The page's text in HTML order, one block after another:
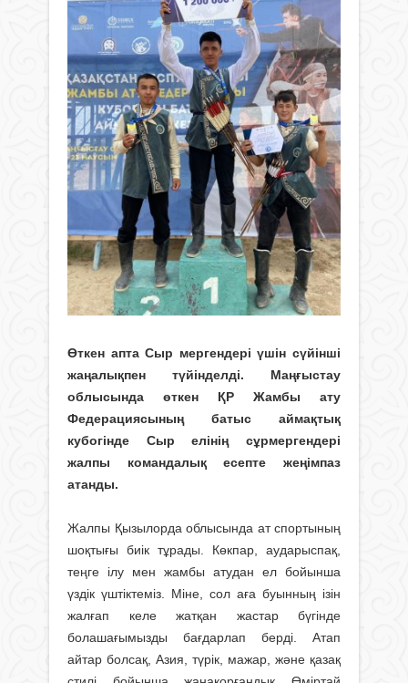
Өткен апта Сыр мергендері үшін сүйінші
жаңалықпен түйінделді. Маңғыстау
облысында өткен ҚР Жамбы ату
Федерациясының батыс аймақтық
кубогінде Сыр елінің сұрмергендері
жалпы командалық есепте жеңімпаз
атанды.
Жалпы Қызылорда облысында ат спортының
шоқтығы биік тұрады. Көкпар, аударыспақ,
теңге ілу мен жамбы атудан ел бойынша
үздік үштіктеміз. Міне, сол аға буынның ізін
жалғап келе жатқан жастар бүгінде
болашағымызды бағдарлап берді. Атап
айтар болсақ, Азия, түрік, мажар, және қазақ